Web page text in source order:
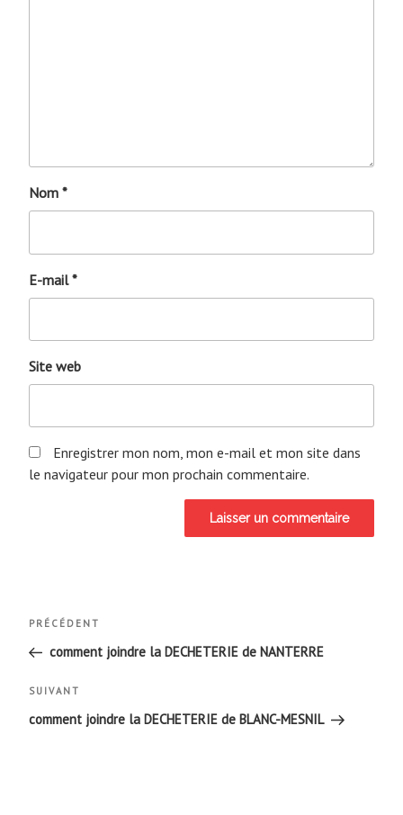
Nom *
E-mail*
Site web
Enregistrer mon nom, mon e-mail et mon site dans
le navigateur pour mon prochain commentaire.
Navigation
de
l’article
Article
précédent
PRÉCÉDENT
comment joindre la DECHETERIE de NANTERRE
Article
suivant
SUIVANT
comment joindre la DECHETERIE de BLANC-MESNIL